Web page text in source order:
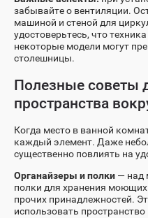
забывайте о вентиляции.
машиной и стеной для
удостоверьтесь, что
некоторые модели могут
столешницы.
Полезные советы
пространства
Когда место в ванной
каждый элемент. Даже
существенно повлиять на
Органайзеры и полки — над
полки для хранения
прочих принадлежностей.
использовать